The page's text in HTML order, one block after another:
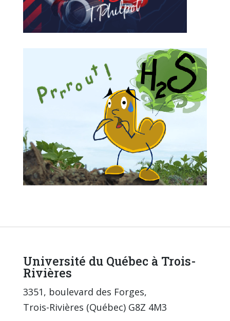
Université du Québec à Trois-
Rivières
3351, boulevard des Forges,
Trois-Rivières (Québec) G8Z 4M3